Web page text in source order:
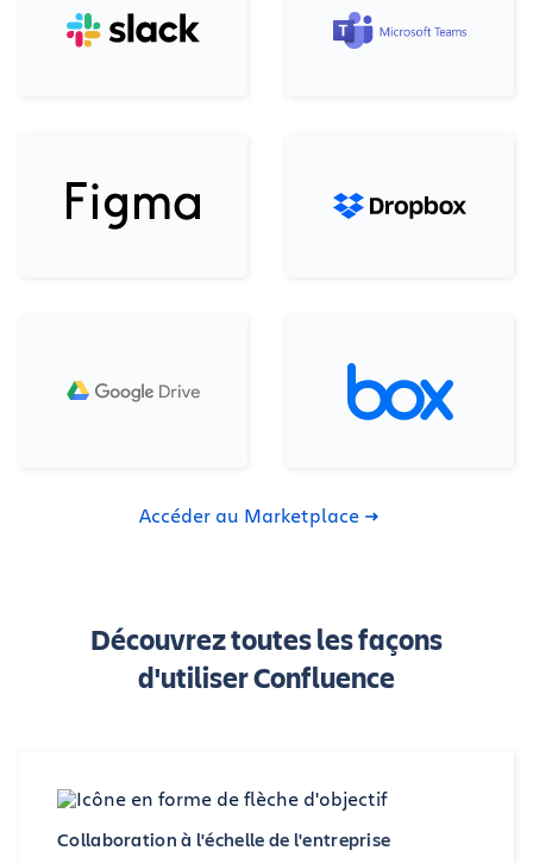
Accéder au Marketplace
Découvrez toutes les façons
d'utiliser Confluence
Collaboration à l'échelle de l'entreprise